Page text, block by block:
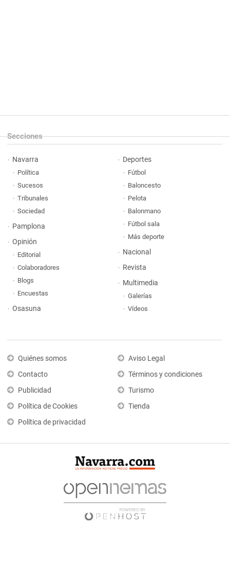
Secciones
Navarra
Política
Sucesos
Tribunales
Sociedad
Pamplona
Opinión
Editorial
Colaboradores
Blogs
Encuestas
Osasuna
Deportes
Fútbol
Baloncesto
Pelota
Balonmano
Fútbol sala
Más deporte
Nacional
Revista
Multimedia
Galerías
Vídeos
Quiénes somos
Contacto
Publicidad
Política de Cookies
Política de privacidad
Aviso Legal
Términos y condiciones
Turismo
Tienda